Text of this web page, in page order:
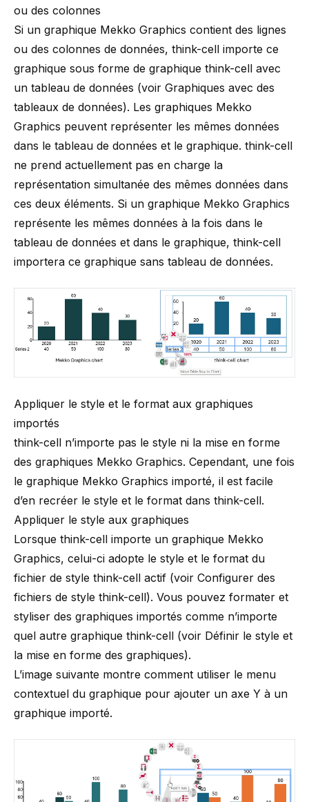
ou des colonnes
Si un graphique Mekko Graphics contient des lignes
ou des colonnes de données, think-cell importe ce
graphique sous forme de graphique think-cell avec
un tableau de données (voir Graphiques avec des
tableaux de données). Les graphiques Mekko
Graphics peuvent représenter les mêmes données
dans le tableau de données et le graphique. think-cell
ne prend actuellement pas en charge la
représentation simultanée des mêmes données dans
ces deux éléments. Si un graphique Mekko Graphics
représente les mêmes données à la fois dans le
tableau de données et dans le graphique, think-cell
importera ce graphique sans tableau de données.
Appliquer le style et le format aux graphiques
importés
think-cell n’importe pas le style ni la mise en forme
des graphiques Mekko Graphics. Cependant, une fois
le graphique Mekko Graphics importé, il est facile
d’en recréer le style et le format dans think-cell.
Appliquer le style aux graphiques
Lorsque think-cell importe un graphique Mekko
Graphics, celui-ci adopte le style et le format du
fichier de style think-cell actif (voir Configurer des
fichiers de style think-cell). Vous pouvez formater et
styliser des graphiques importés comme n’importe
quel autre graphique think-cell (voir Définir le style et
la mise en forme des graphiques).
L’image suivante montre comment utiliser le menu
contextuel du graphique pour ajouter un axe Y à un
graphique importé.